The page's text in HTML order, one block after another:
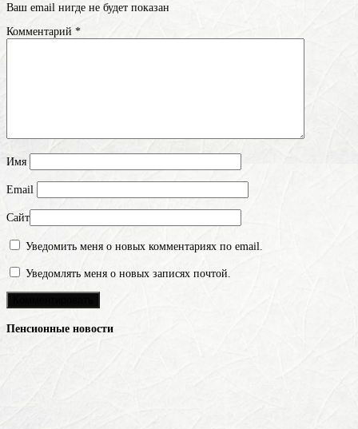
Ваш email нигде не будет показан
Комментарий *
Имя
Email
Сайт
Уведомить меня о новых комментариях по email.
Уведомлять меня о новых записях почтой.
Пенсионные новости